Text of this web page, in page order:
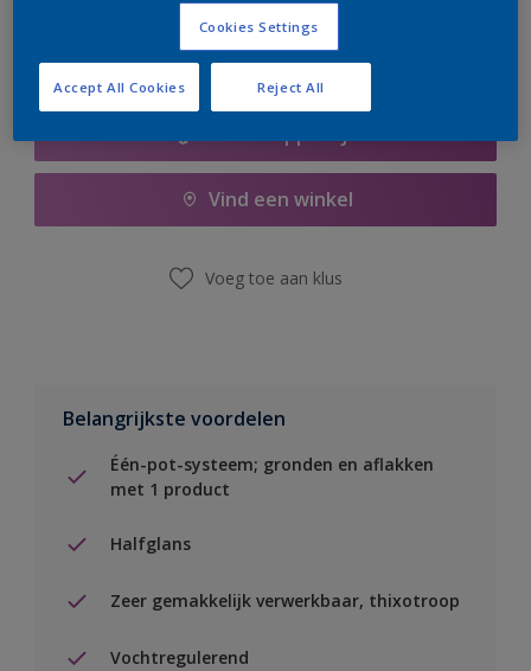
Vind een winkel
Voeg toe aan klus
Belangrijkste voordelen
Één-pot-systeem; gronden en aflakken
met 1 product
Halfglans
Zeer gemakkelijk verwerkbaar, thixotroop
Vochtregulerend
Cookies Settings
Reject All
Accept All Cookies